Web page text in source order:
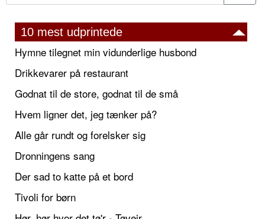
10 mest udprintede
Hymne tilegnet min vidunderlige husbond
Drikkevarer på restaurant
Godnat til de store, godnat til de små
Hvem ligner det, jeg tænker på?
Alle går rundt og forelsker sig
Dronningens sang
Der sad to katte på et bord
Tivoli for børn